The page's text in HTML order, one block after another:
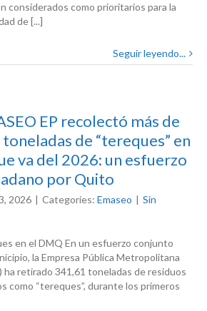
considerados como prioritarios para la
de [...]
Seguir leyendo...
EP recolectó más de
de “tereques” en
va del 2026: un esfuerzo
por Quito
2026 | Categories: Emaseo | Sin
en el DMQ En un esfuerzo conjunto
la Empresa Pública Metropolitana
ha retirado 341,61 toneladas de residuos
como “tereques”, durante los primeros